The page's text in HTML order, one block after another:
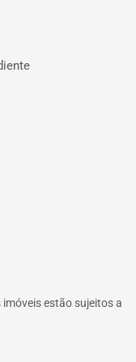
estão sujeitos a